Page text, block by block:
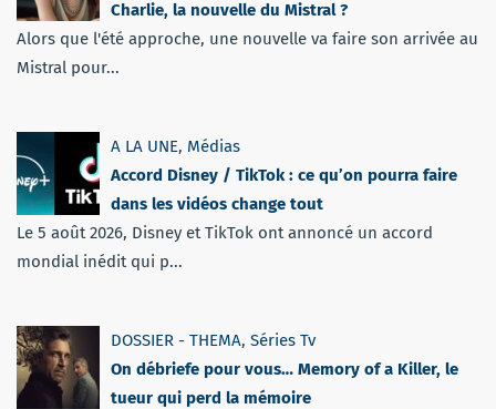
Charlie, la nouvelle du Mistral ?
Alors que l'été approche, une nouvelle va faire son arrivée au
Mistral pour...
A LA UNE, Médias
Accord Disney / TikTok : ce qu’on pourra faire
dans les vidéos change tout
Le 5 août 2026, Disney et TikTok ont annoncé un accord
mondial inédit qui p...
DOSSIER - THEMA, Séries Tv
On débriefe pour vous… Memory of a Killer, le
tueur qui perd la mémoire